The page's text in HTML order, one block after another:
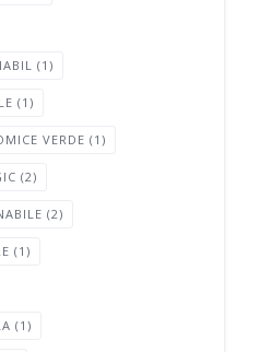
(1)
(1)
VERDE (1)
(2)
(2)
(1)
(1)